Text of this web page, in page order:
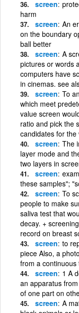
screen
harm
screen An
on the boundary
ball better
screen A
pictures or words
computers have
in cinemas. see
screen To
which meet
value screen
ratio and pick the
candidates for the
screen The
layer mode and
two layers in
screen
these samples";
screen To
people to make
saliva test that
decay. +
record on breast
screen to
piece Also, a
from a
screen 1 A
an apparatus
of one part on
screen A